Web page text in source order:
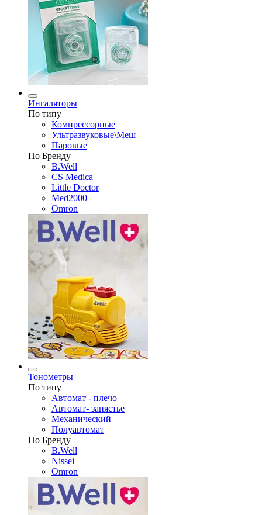
Ингаляторы
По типу
Компрессорные
Ультразвуковые\Меш
Паровые
По Бренду
B.Well
CS Medica
Little Doctor
Med2000
Omron
Тонометры
По типу
Автомат - плечо
Автомат- запястье
Механический
Полуавтомат
По Бренду
B.Well
Nissei
Omron